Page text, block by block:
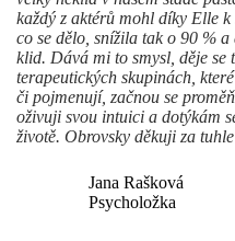
každý z aktérů mohl díky Elle
co se dělo, snížila tak o 90 %
klid. Dává mi to smysl, děje se
terapeutických skupinách,
či pojmenují, začnou se
oživuji svou intuici a dotýkám
životě. Obrovsky děkuji za
Jana Rašková
Psycholožka